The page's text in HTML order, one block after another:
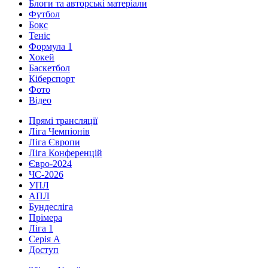
Блоги та авторські матеріали
Футбол
Бокс
Теніс
Формула 1
Хокей
Баскетбол
Кіберспорт
Фото
Відео
Прямі трансляції
Ліга Чемпіонів
Ліга Європи
Ліга Конференцій
Євро-2024
ЧС-2026
УПЛ
АПЛ
Бундесліга
Прімера
Ліга 1
Серія А
Доступ